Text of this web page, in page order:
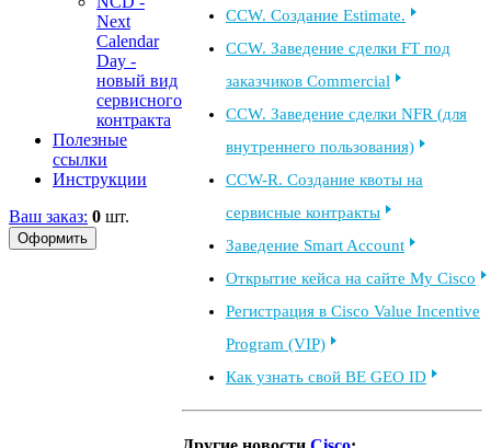
Next
Calendar
Day -
новый вид
сервисного
контракта
Полезные
ссылки
Инструкции
Ваш заказ: 0 шт.
CCW. Создание Estimate.
CCW. Заведение сделки FT под
заказчиков Commercial
CCW. Заведение сделки NFR (для
внутреннего пользования)
CCW-R. Создание квоты на
сервисные контракты
Заведение Smart Account
Открытие кейса на сайте My Cisco
Регистрация в Cisco Value Incentive
Program (VIP)
Как узнать свой BE GEO ID